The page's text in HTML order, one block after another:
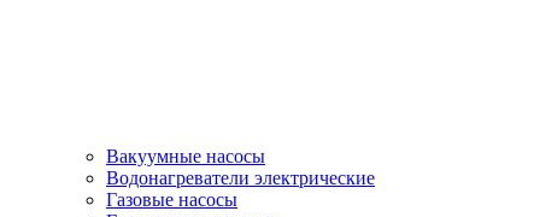
Вакуумные насосы
Водонагреватели электрические
Газовые насосы